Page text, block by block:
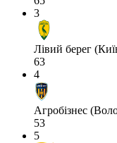
3
Лівий берег
63
4
Агробізнес
53
5